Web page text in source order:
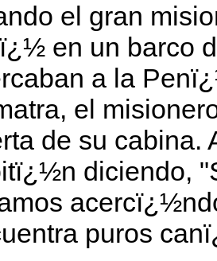
el gran
en un barco
a la
el
de su
diciendo,
puros